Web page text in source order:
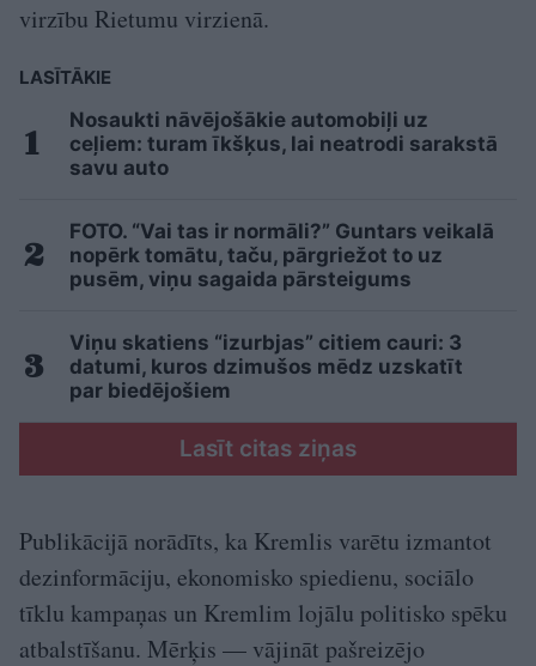
virzību Rietumu virzienā.
LASĪTĀKIE
Nosaukti nāvējošākie automobiļi uz
ceļiem: turam īkšķus, lai neatrodi sarakstā
savu auto
FOTO. “Vai tas ir normāli?” Guntars veikalā
nopērk tomātu, taču, pārgriežot to uz
pusēm, viņu sagaida pārsteigums
Viņu skatiens “izurbjas” citiem cauri: 3
datumi, kuros dzimušos mēdz uzskatīt
par biedējošiem
Lasīt citas ziņas
Publikācijā norādīts, ka Kremlis varētu izmantot
dezinformāciju, ekonomisko spiedienu, sociālo
tīklu kampaņas un Kremlim lojālu politisko spēku
atbalstīšanu. Mērķis — vājināt pašreizējo